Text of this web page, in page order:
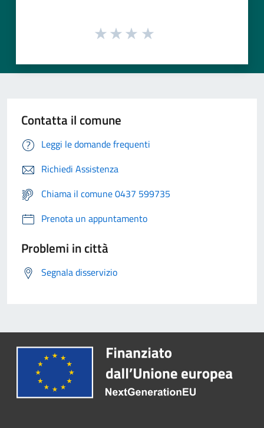
Contatta il comune
Leggi le domande frequenti
Richiedi Assistenza
Chiama il comune 0437 599735
Prenota un appuntamento
Problemi in città
Segnala disservizio